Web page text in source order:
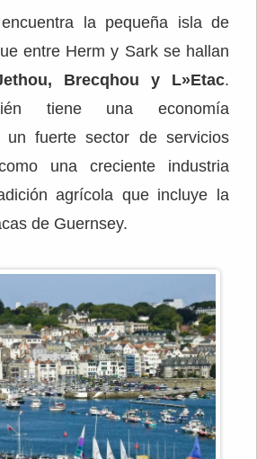
la pequeña isla de
entre Herm y Sark se hallan
Brecqhou y L»Etac.
tiene una economía
un fuerte sector de servicios
una creciente industria
agrícola que incluye la
de Guernsey.